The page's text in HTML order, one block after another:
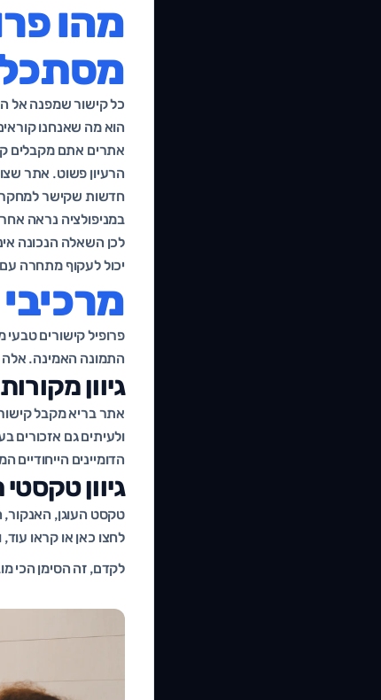
מהו
מסתכל
כל קישור שמפנה אל
הוא מה שאנחנו
אתרים אתם מקבלים
הרעיון פשוט. אתר
חדשות שקישר למחקר
במניפולציה נראה
יכול לעקוף מתחרה עם 400 קישורים זהים ורדודים, פשוט כי הפרופיל שלו משדר
פרופיל קישורים
התמונה האמינה. אלה
גיוון מקורות
אתר בריא מקבל
הדומיינים
גיוון טקסטי
טקסט העוגן, האנקור,
לחצו כאן או קראו
לקדם, זה הסימן הכי